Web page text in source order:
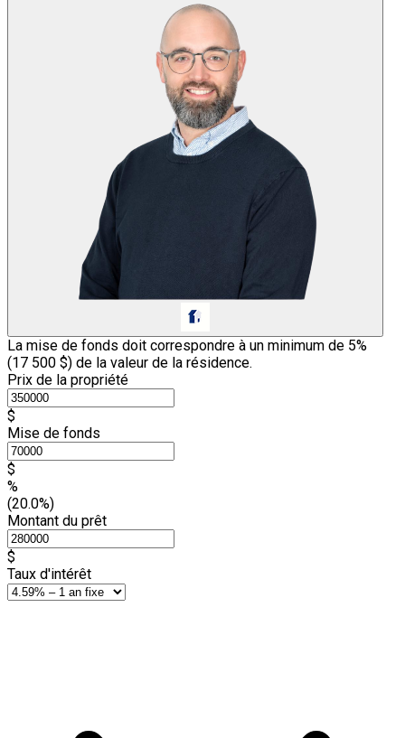
La mise de fonds doit correspondre à un minimum de 5%
(17 500 $) de la valeur de la résidence.
Prix de la propriété
$
Mise de fonds
$
%
(20.0%)
Montant du prêt
$
Taux d'intérêt